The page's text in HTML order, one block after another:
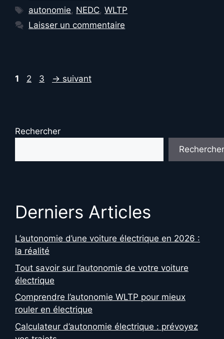
Étiquettes
autonomie, NEDC,WLTP
Laisser un commentaire
Page
1 Page
2 Page
3 → suivant
Rechercher
Rechercher
Derniers Articles
L’autonomie d’une voiture électrique en 2026 :
la réalité
Tout savoir sur l’autonomie de votre voiture
électrique
Comprendre l’autonomie WLTP pour mieux
rouler en électrique
Calculateur d’autonomie électrique : prévoyez